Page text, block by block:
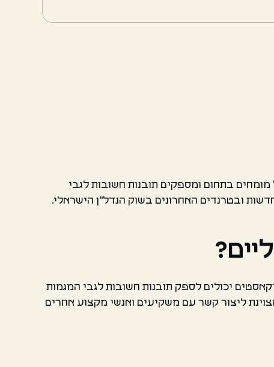
בתחום ומספקים תובנות חשובות לגבי
ובטרנדים האחרונים בשוק הנדל"ן הישראלי.
יכולים לספק תובנות חשובות לגבי המגמות
ליצור קשר עם משקיעים ואנשי מקצוע אחרים